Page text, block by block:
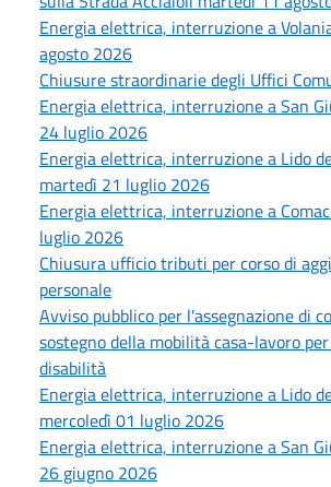
Energia elettrica, interruzione a
agosto 2026
Chiusure straordinarie degli Uffici
Energia elettrica, interruzione a San
24 luglio 2026
Energia elettrica, interruzione a Lido
martedì 21 luglio 2026
Energia elettrica, interruzione a
luglio 2026
Chiusura ufficio tributi per corso di
personale
Avviso pubblico per l'assegnazione di
sostegno della mobilità casa-lavoro
disabilità
Energia elettrica, interruzione a Lido
mercoledì 01 luglio 2026
Energia elettrica, interruzione a San
26 giugno 2026